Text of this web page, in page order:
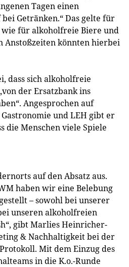
Tagen einen
Getränken.“ Das gelte für
wie für alkoholfreie Biere und
Anstoßzeiten könnten hierbei
dass sich alkoholfreie
der Ersatzbank ins
Angesprochen auf
und LEH gibt er
die Menschen viele Spiele
auf den Absatz aus.
haben wir eine Belebung
– sowohl bei unserer
unseren alkoholfreien
gibt Marlies Heinricher-
& Nachhaltigkeit bei der
Mit dem Einzug des
in die K.o.-Runde